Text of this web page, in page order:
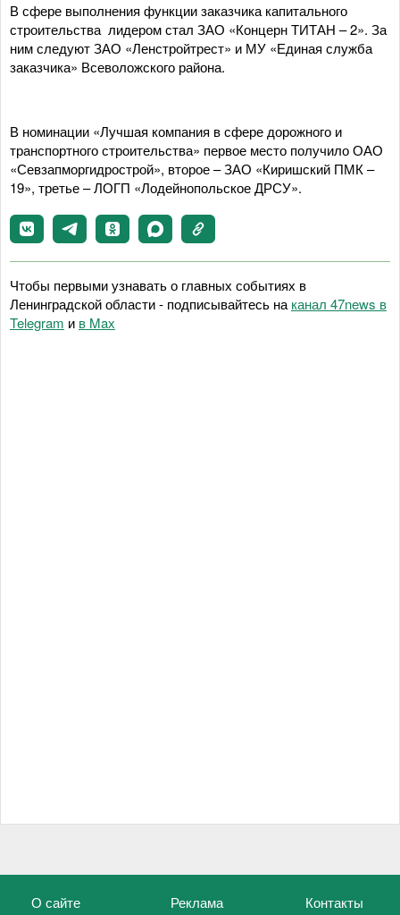
В сфере выполнения функции заказчика капитального
строительства лидером стал ЗАО «Концерн ТИТАН – 2». За
ним следуют ЗАО «Ленстройтрест» и МУ «Единая служба
заказчика» Всеволожского района.
В номинации «Лучшая компания в сфере дорожного и
транспортного строительства» первое место получило ОАО
«Севзапморгидрострой», второе – ЗАО «Киришский ПМК –
19», третье – ЛОГП «Лодейнопольское ДРСУ».
Чтобы первыми узнавать о главных событиях в
Ленинградской области - подписывайтесь на канал 47news в
Telegram и в Maх
О сайте Реклама Контакты